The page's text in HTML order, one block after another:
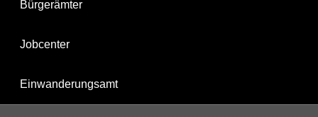
Bürgerämter
Jobcenter
Einwanderungsamt